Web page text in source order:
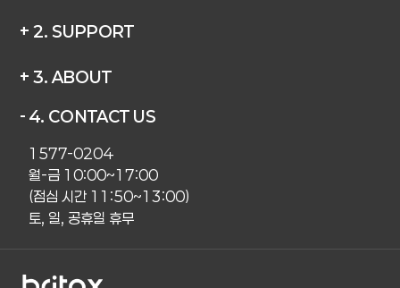
+ 2. SUPPORT
+ 3. ABOUT
- 4. CONTACT US
1577-0204
월-금 10:00~17:00
(점심 시간 11:50~13:00)
토, 일, 공휴일 휴무